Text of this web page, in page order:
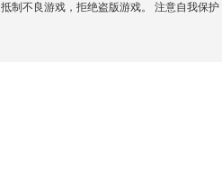
抵制不良游戏，拒绝盗版游戏。 注意自我保